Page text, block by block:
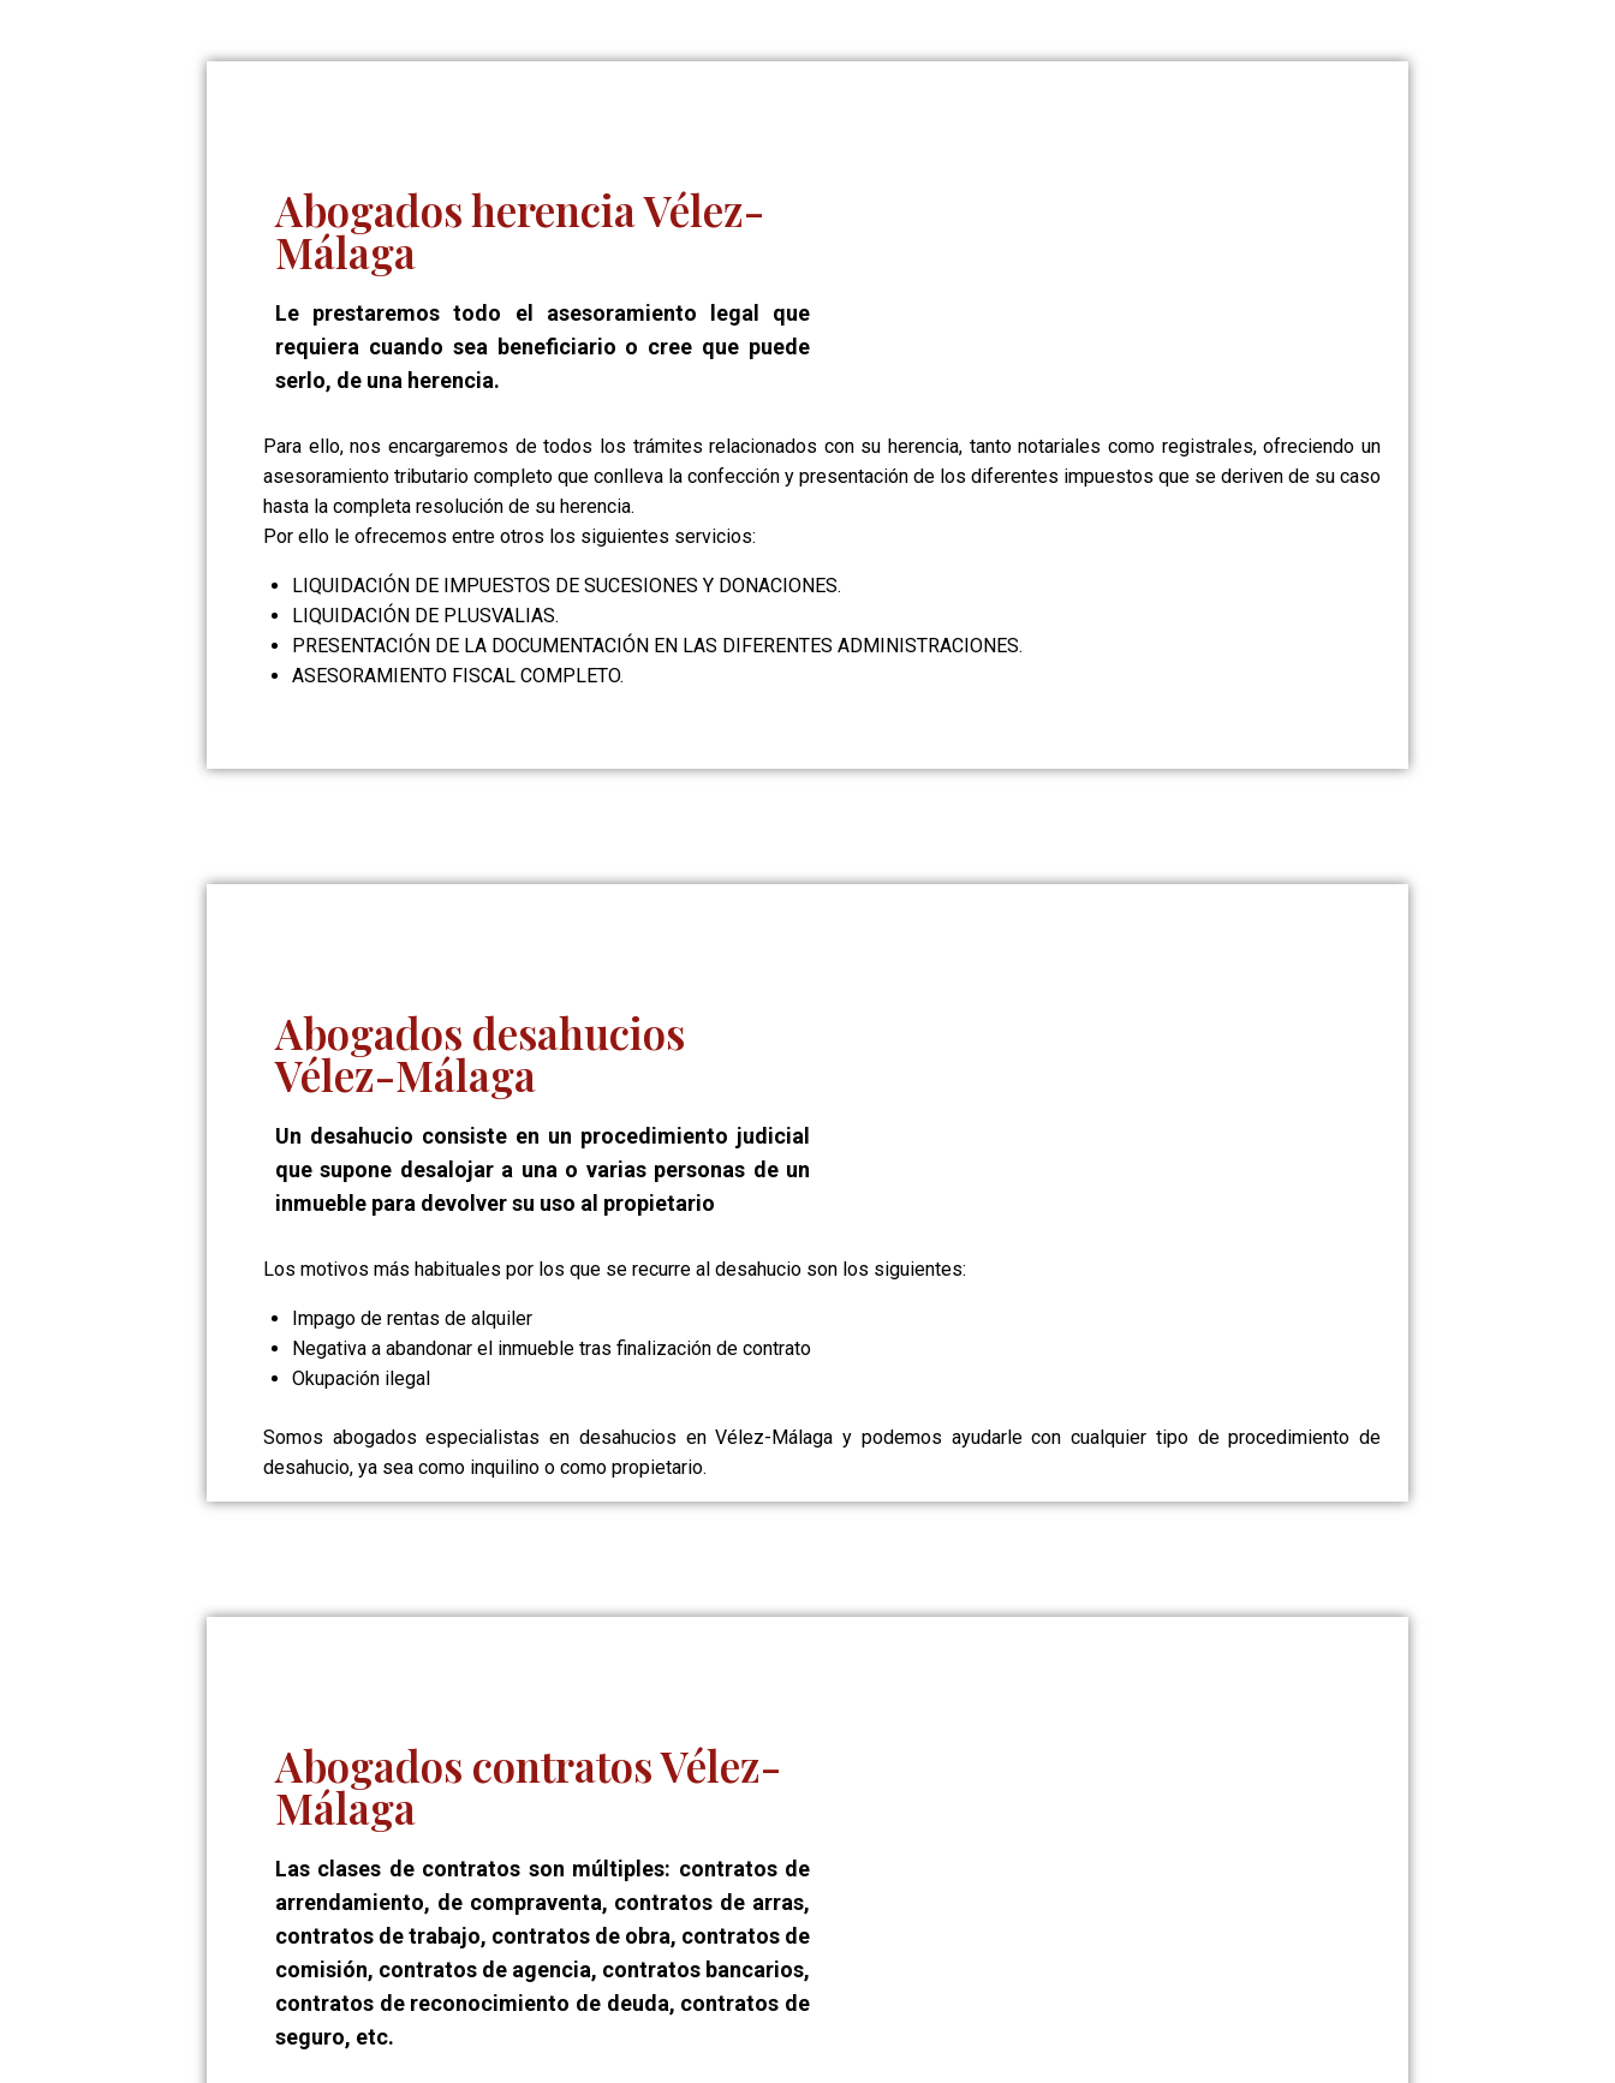
Abogados herencia Vélez-
Málaga
Le prestaremos todo el asesoramiento legal que
requiera cuando sea beneficiario o cree que puede
serlo, de una herencia.
Para ello, nos encargaremos de todos los trámites relacionados con su herencia, tanto notariales como registrales, ofreciendo un
asesoramiento tributario completo que conlleva la confección y presentación de los diferentes impuestos que se deriven de su caso
hasta la completa resolución de su herencia.
Por ello le ofrecemos entre otros los siguientes servicios:
LIQUIDACIÓN DE IMPUESTOS DE SUCESIONES Y DONACIONES.
LIQUIDACIÓN DE PLUSVALIAS.
PRESENTACIÓN DE LA DOCUMENTACIÓN EN LAS DIFERENTES ADMINISTRACIONES.
ASESORAMIENTO FISCAL COMPLETO.
Abogados desahucios
Vélez-Málaga
Un desahucio consiste en un procedimiento judicial
que supone desalojar a una o varias personas de un
inmueble para devolver su uso al propietario
Los motivos más habituales por los que se recurre al desahucio son los siguientes:
Impago de rentas de alquiler
Negativa a abandonar el inmueble tras finalización de contrato
Okupación ilegal
Somos abogados especialistas en desahucios en Vélez-Málaga y podemos ayudarle con cualquier tipo de procedimiento de
desahucio, ya sea como inquilino o como propietario.
Abogados contratos Vélez-
Málaga
Las clases de contratos son múltiples: contratos de
arrendamiento, de compraventa, contratos de arras,
contratos de trabajo, contratos de obra, contratos de
comisión, contratos de agencia, contratos bancarios,
contratos de reconocimiento de deuda, contratos de
seguro, etc.